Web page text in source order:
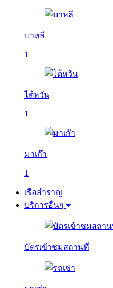
บาหลี
1
ไต้หวัน
1
มาเก๊า
1
เรือสำราญ
บริการอื่นๆ
บัตรเข้าชมสถานที่